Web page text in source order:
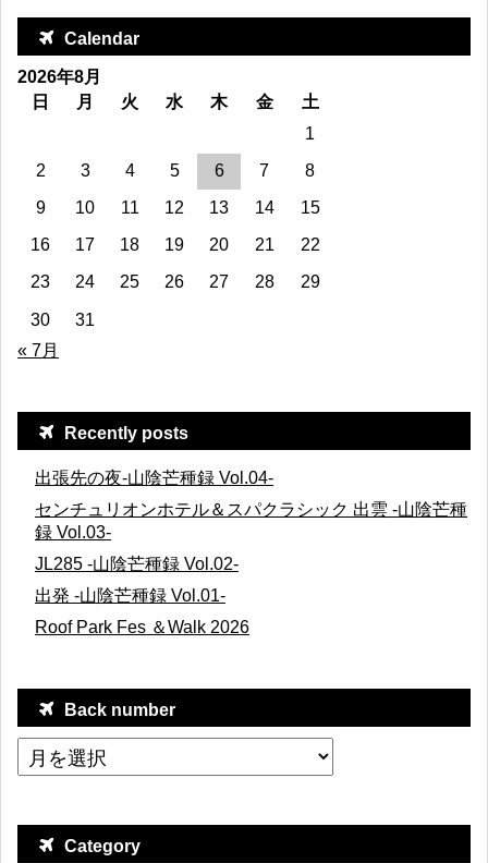
Calendar
2026年8月
日
月 火 水 木 金
土
1
2
3 4 5 6 7
8
9
10 11 12 13 14
15
16
17 18 19 20 21
22
23
24 25 26 27 28 29
30
31
« 7月
Recently posts
出張先の夜-山陰芒種録 Vol.04-
センチュリオンホテル＆スパクラシック 出雲 -山陰芒種
録 Vol.03-
JL285 -山陰芒種録 Vol.02-
出発 -山陰芒種録 Vol.01-
Roof Park Fes ＆Walk 2026
Back number
Category